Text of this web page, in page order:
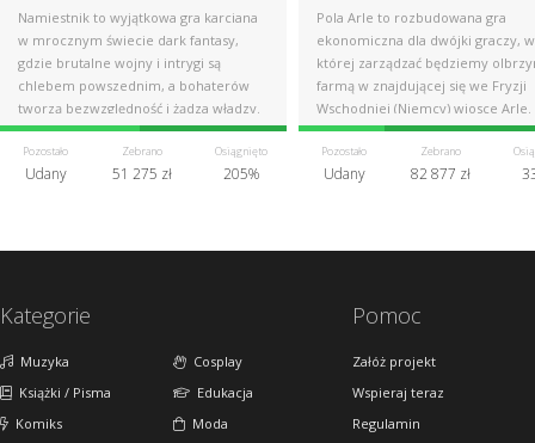
Namiestnik to wyjątkowa gra karciana
w mrocznym świecie dark fantasy,
gdzie brutalne wojny i intrygi są
chlebem powszednim, a bohaterów
tworzą bezwzględność i żądza władzy.
Pozostało
Udany
Zebrano
51 275 zł
Osiągnięto
205%
Pola Arle to rozbudowana gra
ekonomiczna dla dwójki graczy, w
której zarządzać będziemy
farmą w znajdującej się we Fryzji
Wschodniej (Niemcy) wiosce Arle.
Pozostało
Udany
Zebrano
82 877 zł
Kategorie
Muzyka
Książki / Pisma
Komiks
Cosplay
Edukacja
Moda
Pomoc
Załóż projekt
Wspieraj teraz
Regulamin